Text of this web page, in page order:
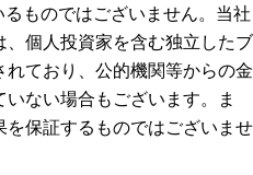
ものではございません。当社
個人投資家を含む独立したブ
ており、公的機関等からの金
ない場合もございます。ま
保証するものではございませ